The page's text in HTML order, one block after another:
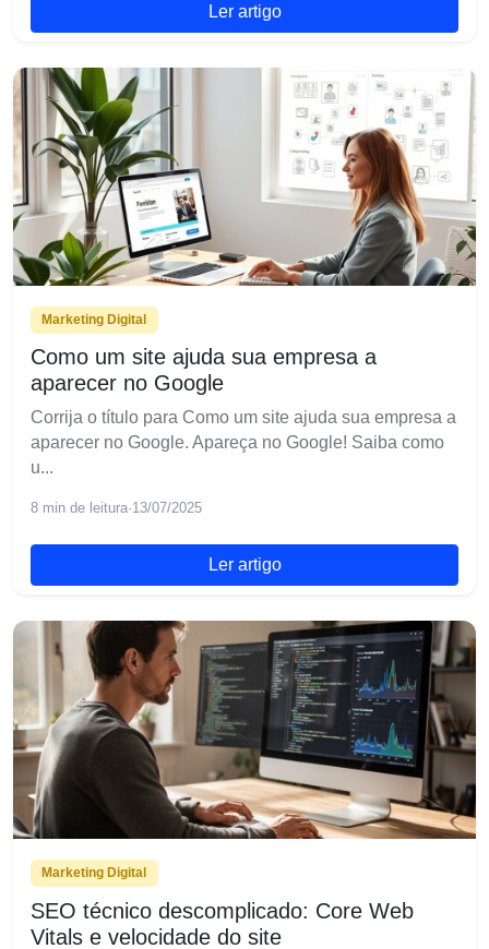
Ler artigo
Marketing Digital
Como um site ajuda sua empresa a
aparecer no Google
Corrija o título para Como um site ajuda sua empresa a
aparecer no Google. Apareça no Google! Saiba como
u...
8 min de leitura·13/07/2025
Ler artigo
Marketing Digital
SEO técnico descomplicado: Core Web
Vitals e velocidade do site